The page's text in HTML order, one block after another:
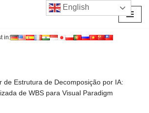
in:
de Estrutura de Decomposição por IA:
de WBS para Visual Paradigm
English